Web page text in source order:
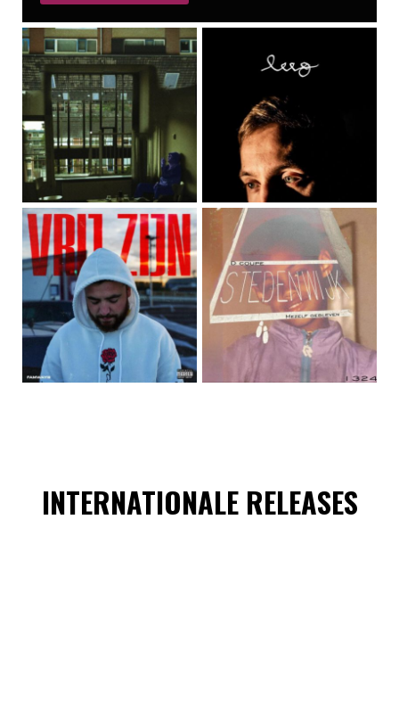
INTERNATIONALE RELEASES